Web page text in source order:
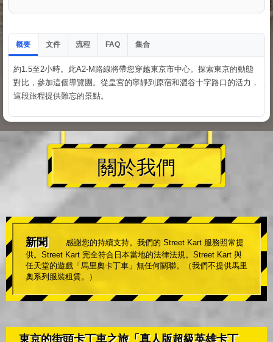
概要 文件 流程 FAQ 集合
約1.5至2小時。此A2-M路線將帶您穿越東京市中心。探索東京的動態
對比，參加這個導覽團。從皇宮的寧靜到原宿和澀谷十字路口的活力，
這段旅程提供難忘的景點。
關於我們
新聞
感謝您的持續支持。我們的 Street Kart 服務照常提
供。Street Kart 完全符合日本當地的法律法規。Street Kart 與
任天堂的遊戲「馬里奧卡丁車」無任何關聯。（我們不提供馬里
奧系列服裝租賃。）
東京的街頭卡丁車之旅「真人版超級英雄卡丁